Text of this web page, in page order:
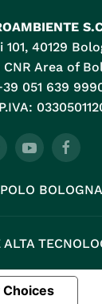
101, 40129
CNR Area of
051 639
Choices